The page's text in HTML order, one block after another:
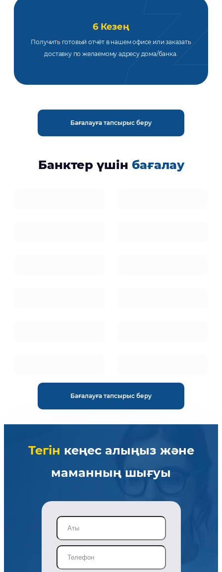
6 Кезең
Получить готовый отчёт в нашем офисе или заказать
доставку по желаемому адресу дома/банка.
Бағалауға тапсырыс беру
Банктер үшін бағалау
Бағалауға тапсырыс беру
Тегін кеңес алыңыз және
маманның шығуы